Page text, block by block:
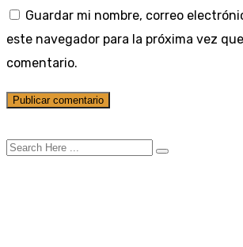
Guardar mi nombre, correo
este navegador para la próxima vez
comentario.